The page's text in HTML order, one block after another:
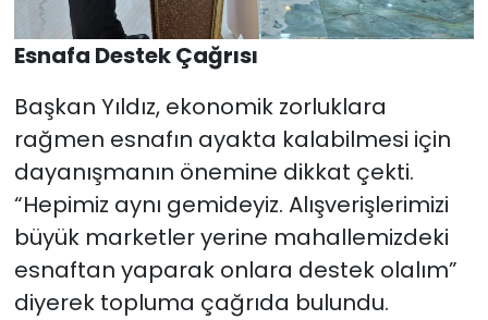
Esnafa Destek Çağrısı
Başkan Yıldız, ekonomik zorluklara
rağmen esnafın ayakta kalabilmesi için
dayanışmanın önemine dikkat çekti.
“Hepimiz aynı gemideyiz. Alışverişlerimizi
büyük marketler yerine mahallemizdeki
esnaftan yaparak onlara destek olalım”
diyerek topluma çağrıda bulundu.